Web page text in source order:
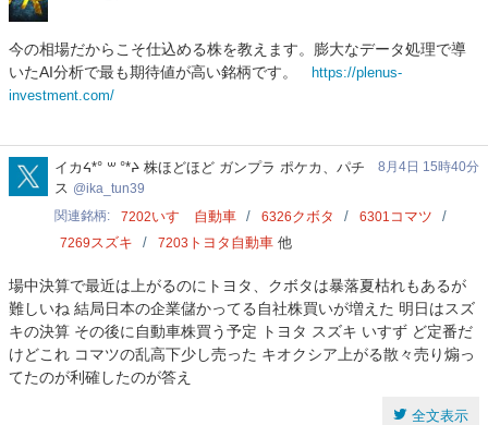
今の相場だからこそ仕込める株を教えます。膨大なデータ処理で導
いたAI分析で最も期待値が高い銘柄です。
https://plenus-
investment.com/
ika_tun39
イカᔦ*° ꒳ °*ᔨ 株ほどほど ガンプラ ポケカ、パチ
ス
ika_tun39
8月4日 15時40分
関連銘柄 7202いすゞ自動車 6326クボタ 6301 コマツ
7269スズキ 7203 トヨタ自動車 他
場中決算で最近は上がるのにトヨタ、クボタは暴落夏枯れもあるが
難しいね 結局日本の企業儲かってる自社株買いが増えた 明日はスズ
キの決算 その後に自動車株買う予定 トヨタ スズキ いすず ど定番だ
けどこれ コマツの乱高下少し売った キオクシア上がる散々売り煽っ
てたのが利確したのが答え
全文表示